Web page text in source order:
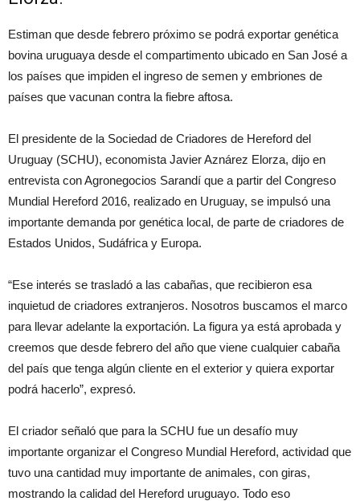
Estiman que desde febrero próximo se podrá exportar genética
bovina uruguaya desde el compartimento ubicado en San José a
los países que impiden el ingreso de semen y embriones de
países que vacunan contra la fiebre aftosa.
El presidente de la Sociedad de Criadores de Hereford del
Uruguay (SCHU), economista Javier Aznárez Elorza, dijo en
entrevista con Agronegocios Sarandí que a partir del Congreso
Mundial Hereford 2016, realizado en Uruguay, se impulsó una
importante demanda por genética local, de parte de criadores de
Estados Unidos, Sudáfrica y Europa.
“Ese interés se trasladó a las cabañas, que recibieron esa
inquietud de criadores extranjeros. Nosotros buscamos el marco
para llevar adelante la exportación. La figura ya está aprobada y
creemos que desde febrero del año que viene cualquier cabaña
del país que tenga algún cliente en el exterior y quiera exportar
podrá hacerlo”, expresó.
El criador señaló que para la SCHU fue un desafío muy
importante organizar el Congreso Mundial Hereford, actividad que
tuvo una cantidad muy importante de animales, con giras,
mostrando la calidad del Hereford uruguayo. Todo eso